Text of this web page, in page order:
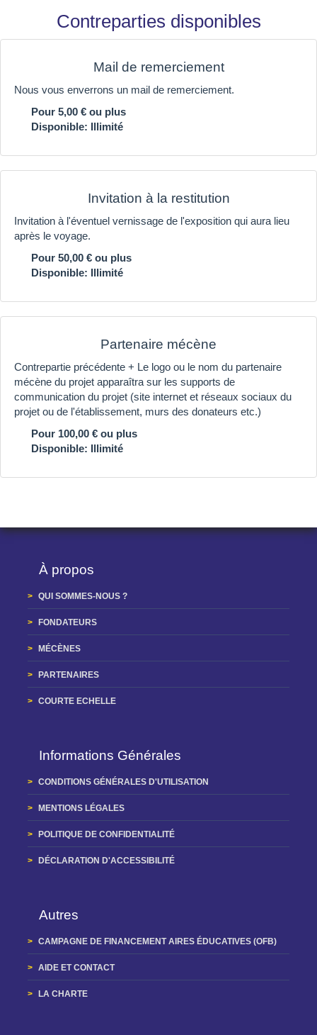
Contreparties disponibles
Mail de remerciement
Nous vous enverrons un mail de remerciement.
Pour 5,00 € ou plus
Disponible: Illimité
Invitation à la restitution
Invitation à l'éventuel vernissage de l'exposition qui aura lieu
après le voyage.
Pour 50,00 € ou plus
Disponible: Illimité
Partenaire mécène
Contrepartie précédente + Le logo ou le nom du partenaire
mécène du projet apparaîtra sur les supports de
communication du projet (site internet et réseaux sociaux du
projet ou de l'établissement, murs des donateurs etc.)
Pour 100,00 € ou plus
Disponible: Illimité
À propos
QUI SOMMES-NOUS ?
FONDATEURS
MÉCÈNES
PARTENAIRES
COURTE ECHELLE
Informations Générales
CONDITIONS GÉNÉRALES D'UTILISATION
MENTIONS LÉGALES
POLITIQUE DE CONFIDENTIALITÉ
DÉCLARATION D'ACCESSIBILITÉ
Autres
CAMPAGNE DE FINANCEMENT AIRES ÉDUCATIVES (OFB)
AIDE ET CONTACT
LA CHARTE